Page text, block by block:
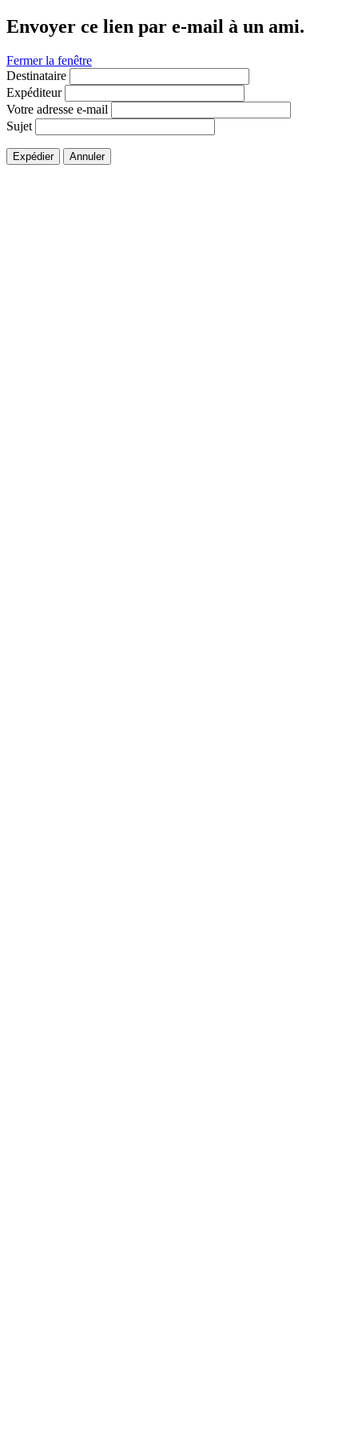
Envoyer ce lien par e-mail à un ami.
Fermer la fenêtre
Destinataire
Expéditeur
Votre adresse e-mail
Sujet
Expédier Annuler